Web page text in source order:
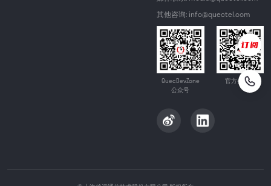
其他咨询: info@quectel.com
QuecDevZone
公众号
官方公众号